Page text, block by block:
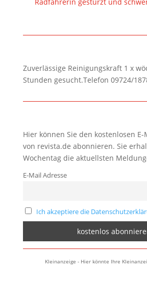
Zuverlässige Reinigungskraft 1 x
Stunden gesucht.Telefon 09724/
Hier können Sie den kostenlosen
von revista.de abonnieren. Sie
Wochentag die aktuellsten
E-Mail Adresse
Ich akzeptiere die
Kleinanzeige - Hier könnte Ihre